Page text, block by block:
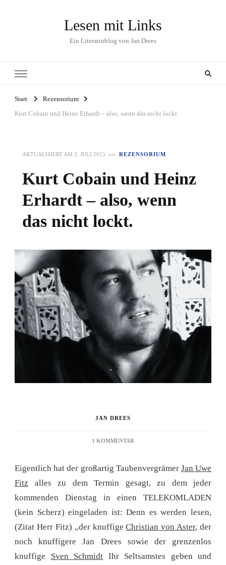
Lesen mit Links
Ein Literaturblog von Jan Drees
Start
Rezensorium
Kurt Cobain und Heinz Erhardt – also, wenn das nicht lockt.
AKTUALISIERT AM 3. JULI 2015 REZENSORIUM
Kurt Cobain und Heinz
Erhardt – also, wenn
das nicht lockt.
JAN DREES
1 KOMMENTAR
UND
ERHARDT
–
WENN
DAS
LOCKT.
Eigentlich hat der großartig Taubenvergrämer Jan Uwe
Fitz alles zu dem Termin gesagt, zu dem jeder
kommenden Dienstag in einen TELEKOMLADEN
(kein Scherz) eingeladen ist: Denn es werden lesen,
(Zitat Herr Fitz) „der knuffigeChristian von Aster, der
noch knuffigere Jan Drees sowie der grenzenlos
knuffige Sven Schmidt Ihr Seltsamstes geben und